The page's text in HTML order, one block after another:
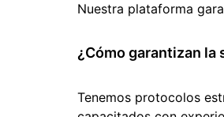
Nuestra plataforma
¿Cómo garantizan
Tenemos protocolos